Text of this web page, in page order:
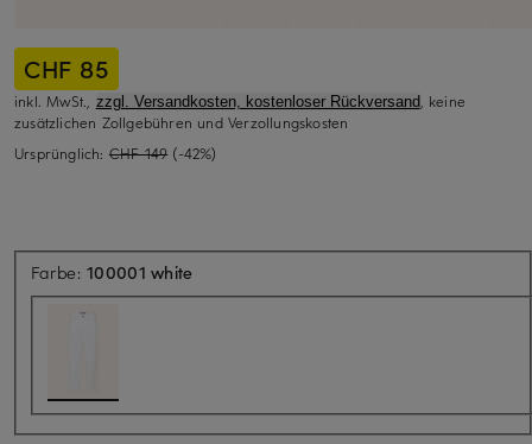
CHF 85
inkl. MwSt., zzgl. Versandkosten, kostenloser Rückversand, keine
zusätzlichen Zollgebühren und Verzollungskosten
Ursprünglich: CHF 149 (-42%)
Farbe:100001 white